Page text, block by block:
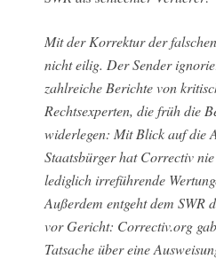
Mit der Korrektur der
nicht eilig. Der Sender
zahlreiche Berichte von
Rechtsexperten, die früh die
widerlegen: Mit Blick auf die
Staatsbürger hat Correctiv
lediglich irreführende
Außerdem entgeht dem
vor Gericht: Correctiv.org
Tatsache über eine